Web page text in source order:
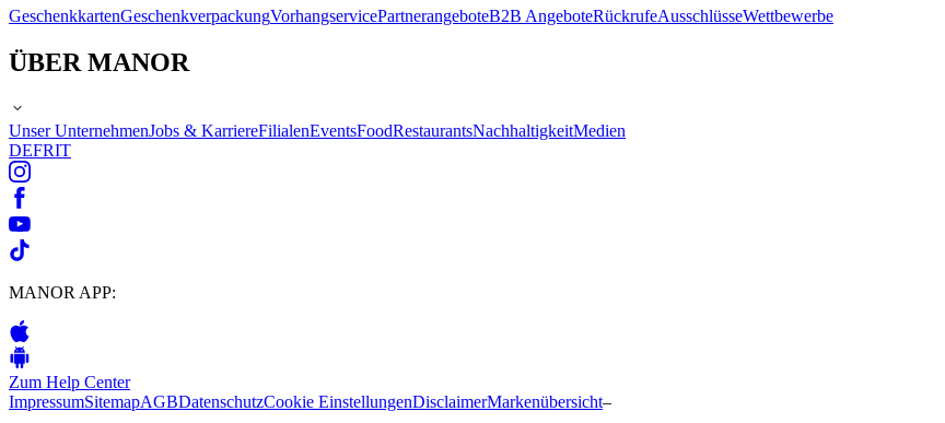
GeschenkkartenGeschenkverpackungVorhangservicePartnerangeboteB2B AngeboteRückrufeAusschlüsseWettbewerbe
ÜBER MANOR
Unser UnternehmenJobs & KarriereFilialenEventsFoodRestaurantsNachhaltigkeitMedien
DEFRIT
MANOR APP:
Zum Help Center
ImpressumSitemapAGBDatenschutzCookie EinstellungenDisclaimerMarkenübersicht–